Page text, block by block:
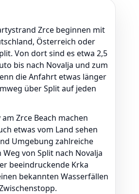
Zrce beginnen mit
Österreich oder
Von dort sind es etwa 2,5
bis nach Novalja und zum
die Anfahrt etwas länger
über Split auf jeden
Zrce Beach machen
etwas vom Land sehen
Umgebung zahlreiche
von Split nach Novalja
beeindruckende Krka
bekannten Wasserfällen